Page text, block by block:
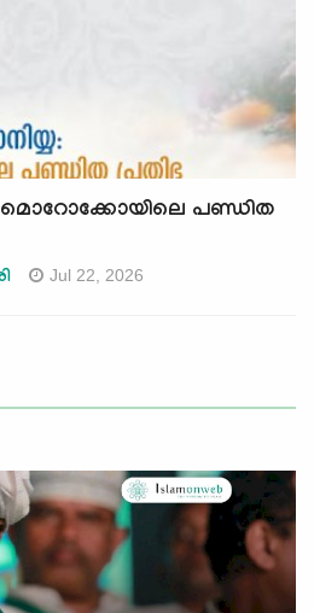
മൊറോക്കോയിലെ പണ്ഡിത
Jul 22, 2026